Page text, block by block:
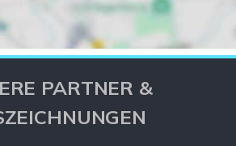
PARTNER &